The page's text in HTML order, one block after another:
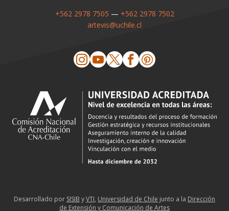
+562 2978 7505 — +562 2978 7502
artevis@uchile.cl
Desarrollado por SISIB yVTI, Universidad de Chile junto a la Dirección
de Extensión y Comunicación de Artes